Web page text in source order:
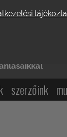
Előfizetési
16. •
Kulturális
szerzőink